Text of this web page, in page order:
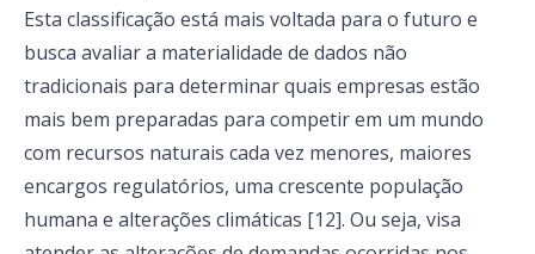
Esta classificação está mais voltada para o futuro e
busca avaliar a materialidade de dados não
tradicionais para determinar quais empresas estão
mais bem preparadas para competir em um mundo
com recursos naturais cada vez menores, maiores
encargos regulatórios, uma crescente população
humana e alterações climáticas [12]. Ou seja, visa